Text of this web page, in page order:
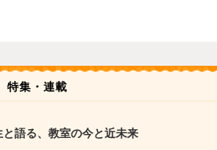
特集・連載
語る、教室の今と近未来